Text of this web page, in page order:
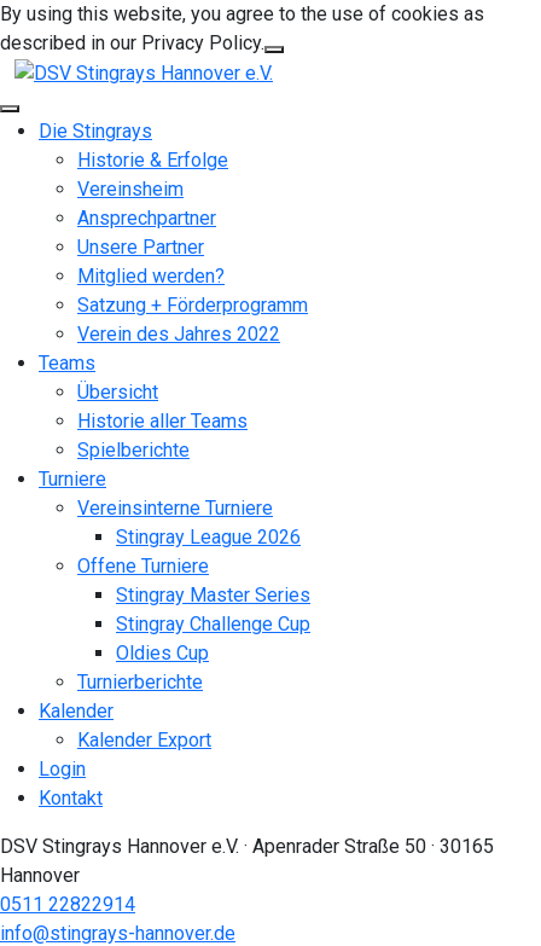
By using this website, you agree to the use of cookies as
described in our Privacy Policy.
Die Stingrays
Historie & Erfolge
Vereinsheim
Ansprechpartner
Unsere Partner
Mitglied werden?
Satzung + Förderprogramm
Verein des Jahres 2022
Teams
Übersicht
Historie aller Teams
Spielberichte
Turniere
Vereinsinterne Turniere
Stingray League 2026
Offene Turniere
Stingray Master Series
Stingray Challenge Cup
Oldies Cup
Turnierberichte
Kalender
Kalender Export
Login
Kontakt
DSV Stingrays Hannover e.V. · Apenrader Straße 50 · 30165
Hannover
0511 22822914
info@stingrays-hannover.de